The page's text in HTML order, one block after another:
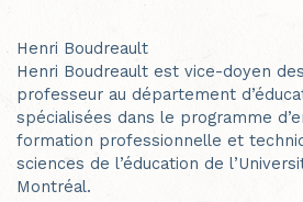
Henri Boudreault
Henri Boudreault est vice-doyen
professeur au département
spécialisées dans le programme
formation professionnelle et
sciences de l’éducation de
Montréal.